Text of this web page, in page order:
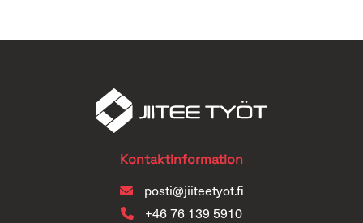
Kontaktinformation
posti@jiiteetyot.fi
+46 76 139 5910